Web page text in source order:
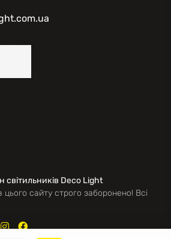
Deco Light
цього сайту строго заборонено! Всі